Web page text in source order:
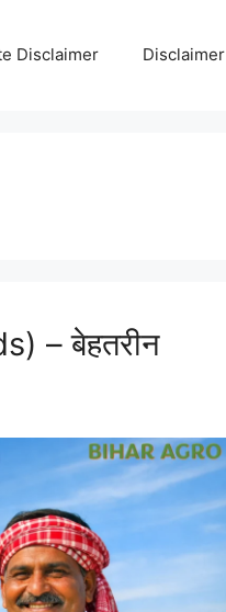
Disclaimer Disclaimer
– बेहतरीन